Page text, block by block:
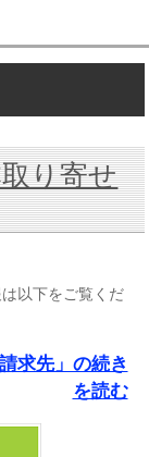
り寄せ
以下をご覧くだ
求先」の続き
を読む